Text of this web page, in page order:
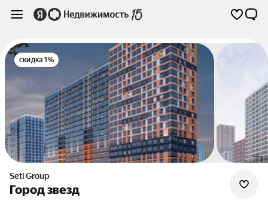
скидка 1%
Setl Group
Город звезд